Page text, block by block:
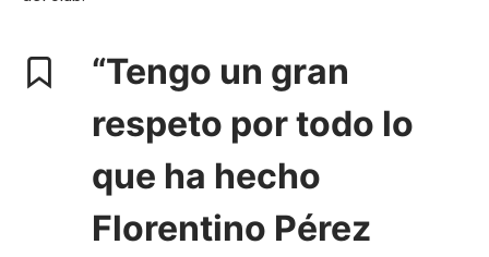
“Tengo un gran
respeto por todo lo
que ha hecho
Florentino Pérez